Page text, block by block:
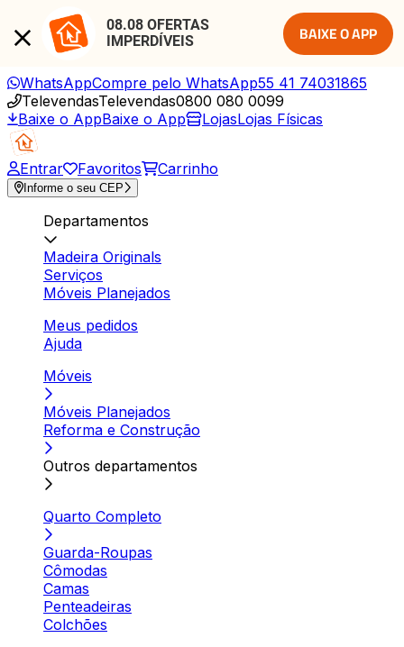
08.08 OFERTAS
IMPERDÍVEIS
BAIXE O APP
WhatsAppCompre pelo WhatsApp55 41 74031865
TelevendasTelevendas0800 080 0099
Baixe o AppBaixe o App LojasLojas Físicas
Entrar Favoritos Carrinho
Informe o seu CEP
Departamentos
Madeira Originals
Serviços
Móveis Planejados
Meus pedidos
Ajuda
Móveis
Móveis Planejados
Reforma e Construção
Outros departamentos
Quarto Completo
Guarda-Roupas
Cômodas
Camas
Penteadeiras
Colchões